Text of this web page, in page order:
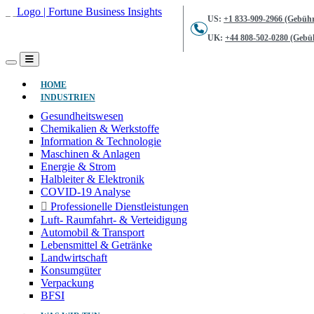
US: +1 833-909-2966
UK: +44 808-502-0280
HOME(AKTUELL)
INDUSTRIEN
Gesundheitswesen
Chemikalien & Werkstoffe
Information & Technologie
Maschinen & Anlagen
Energie & Strom
Halbleiter & Elektronik
COVID-19 Analyse
Professionelle Dienstleistungen
Luft- Raumfahrt- & Verteidigung
Automobil & Transport
Lebensmittel & Getränke
Landwirtschaft
Konsumgüter
Verpackung
BFSI